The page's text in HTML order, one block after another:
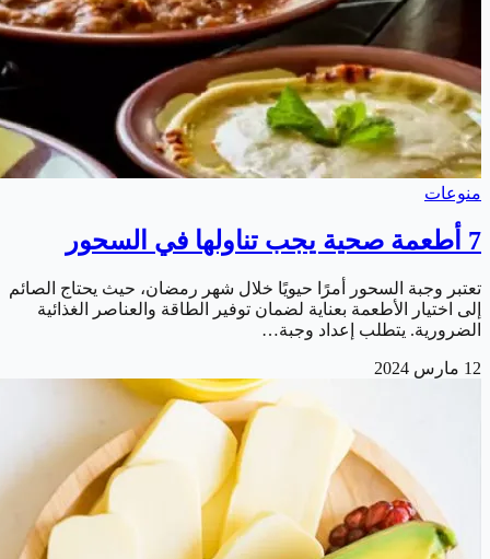
منوعات
7 أطعمة صحية يجب تناولها في السحور
تعتبر وجبة السحور أمرًا حيويًا خلال شهر رمضان، حيث يحتاج الصائم
إلى اختيار الأطعمة بعناية لضمان توفير الطاقة والعناصر الغذائية
الضرورية. يتطلب إعداد وجبة…
12 مارس 2024